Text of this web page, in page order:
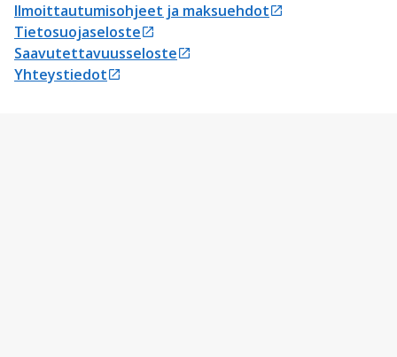
Ilmoittautumisohjeet ja maksuehdot
Avautuu uudessa välilehdessä
Tietosuojaseloste
Avautuu uudessa välilehdessä
Saavutettavuusseloste
Avautuu uudessa välilehdessä
Yhteystiedot
Avautuu uudessa välilehdessä